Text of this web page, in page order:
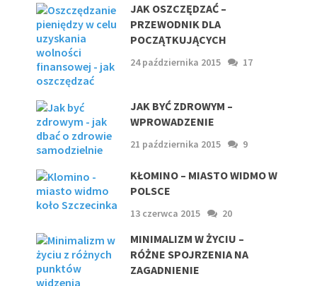
JAK OSZCZĘDZAĆ –
PRZEWODNIK DLA
POCZĄTKUJĄCYCH
24 października 2015 17
JAK BYĆ ZDROWYM –
WPROWADZENIE
21 października 2015 9
KŁOMINO – MIASTO WIDMO W
POLSCE
13 czerwca 2015 20
MINIMALIZM W ŻYCIU –
RÓŻNE SPOJRZENIA NA
ZAGADNIENIE